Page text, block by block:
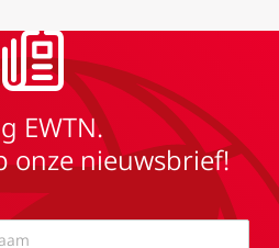
EWTN.
onze nieuwsbrief!